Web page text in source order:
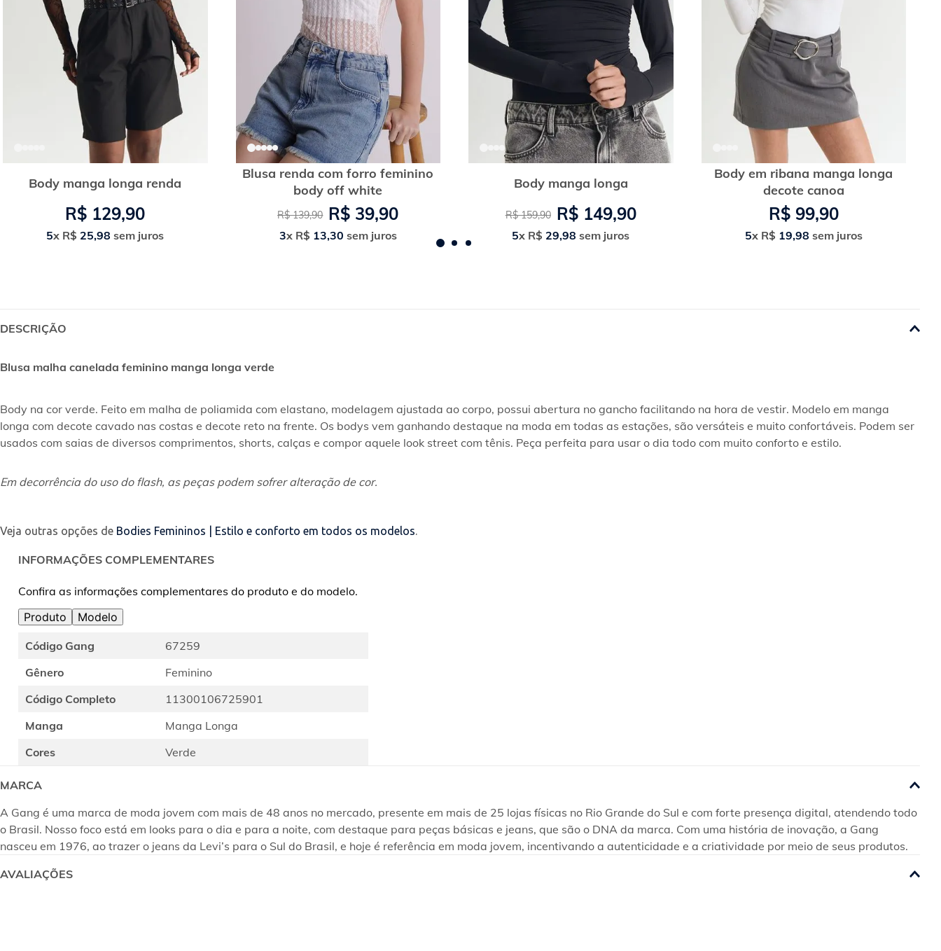
Body manga longa renda
R$ 129,90
5x R$ 25,98 sem juros
Blusa renda com forro feminino
body off white
R$ 139,90 R$ 39,90
3x R$ 13,30 sem juros
Body manga longa
R$ 159,90 R$ 149,90
5x R$ 29,98 sem juros
Body em ribana manga longa
decote canoa
R$ 99,90
5x R$ 19,98 sem juros
DESCRIÇÃO
Blusa malha canelada feminino manga longa verde
Body na cor verde. Feito em malha de poliamida com elastano, modelagem ajustada ao corpo, possui abertura no gancho facilitando na hora de vestir. Modelo em manga
longa com decote cavado nas costas e decote reto na frente. Os bodys vem ganhando destaque na moda em todas as estações, são versáteis e muito confortáveis. Podem ser
usados com saias de diversos comprimentos, shorts, calças e compor aquele look street com tênis. Peça perfeita para usar o dia todo com muito conforto e estilo.
Em decorrência do uso do flash, as peças podem sofrer alteração de cor.
Veja outras opções de Bodies Femininos | Estilo e conforto em todos os modelos.
INFORMAÇÕES COMPLEMENTARES
Confira as informações complementares do produto e do modelo.
Produto
Modelo
Código Gang
67259
Gênero
Feminino
Código Completo
11300106725901
Manga
Manga Longa
Cores
Verde
MARCA
A Gang é uma marca de moda jovem com mais de 48 anos no mercado, presente em mais de 25 lojas físicas no Rio Grande do Sul e com forte presença digital, atendendo todo
o Brasil. Nosso foco está em looks para o dia e para a noite, com destaque para peças básicas e jeans, que são o DNA da marca. Com uma história de inovação, a Gang
nasceu em 1976, ao trazer o jeans da Levi’s para o Sul do Brasil, e hoje é referência em moda jovem, incentivando a autenticidade e a criatividade por meio de seus produtos.
AVALIAÇÕES